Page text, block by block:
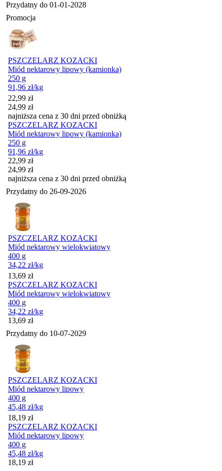
Przydatny do 01-01-2028
Promocja
PSZCZELARZ KOZACKI
Miód nektarowy lipowy (kamionka)
250 g
91,96 zł/kg
Cena promocyjna
22,99 zł
24,99 zł
najniższa cena z 30 dni przed obniżką
PSZCZELARZ KOZACKI
Miód nektarowy lipowy (kamionka)
250 g
91,96 zł/kg
Cena promocyjna
22,99 zł
24,99 zł
najniższa cena z 30 dni przed obniżką
Przydatny do 26-09-2026
PSZCZELARZ KOZACKI
Miód nektarowy wielokwiatowy
400 g
34,22 zł/kg
Cena
13,69 zł
PSZCZELARZ KOZACKI
Miód nektarowy wielokwiatowy
400 g
34,22 zł/kg
Cena
13,69 zł
Przydatny do 10-07-2029
PSZCZELARZ KOZACKI
Miód nektarowy lipowy
400 g
45,48 zł/kg
Cena
18,19 zł
PSZCZELARZ KOZACKI
Miód nektarowy lipowy
400 g
45,48 zł/kg
Cena
18,19 zł